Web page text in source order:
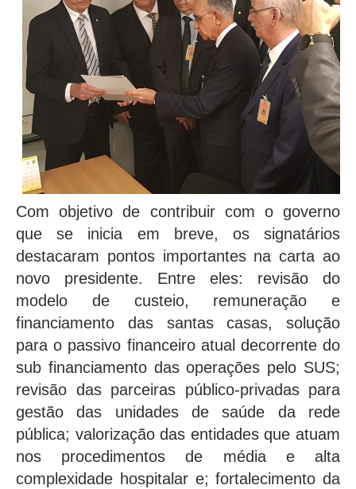
Com objetivo de contribuir com o governo
que se inicia em breve, os signatários
destacaram pontos importantes na carta ao
novo presidente. Entre eles: revisão do
modelo de custeio, remuneração e
financiamento das santas casas, solução
para o passivo financeiro atual decorrente do
sub financiamento das operações pelo SUS;
revisão das parceiras público-privadas para
gestão das unidades de saúde da rede
pública; valorização das entidades que atuam
nos procedimentos de média e alta
complexidade hospitalar e; fortalecimento da